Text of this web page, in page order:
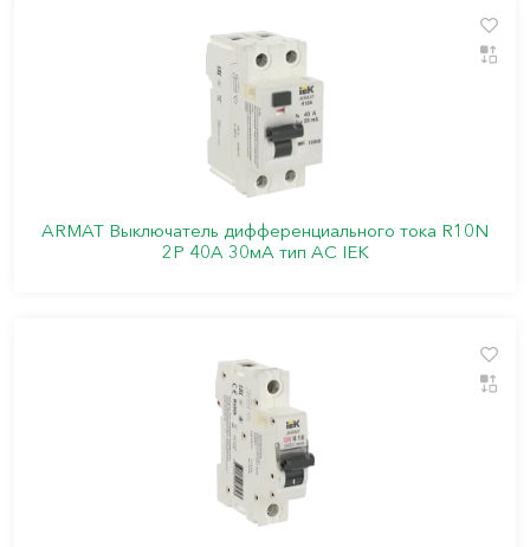
ARMAT Выключатель дифференциального тока R10N
2P 40А 30мА тип AC IEK